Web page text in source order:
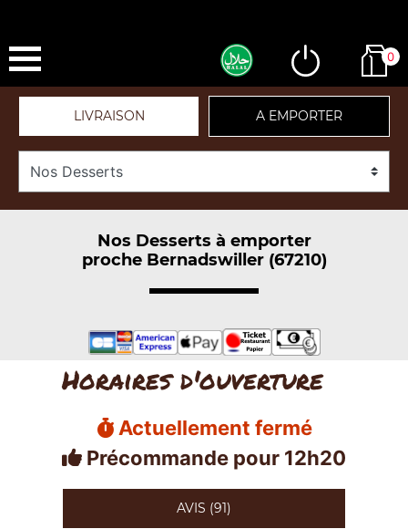
0
LIVRAISON A EMPORTER
Nos Desserts à emporter
proche Bernadswiller (67210)
Horaires d'ouverture
Actuellement fermé
Précommande pour 12h20
AVIS (91)